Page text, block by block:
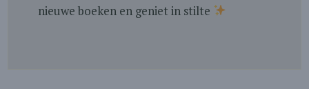
nieuwe boeken en geniet in stilte